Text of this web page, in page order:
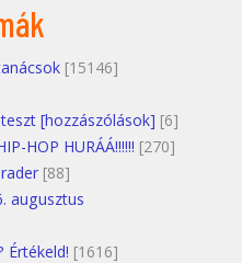
[15146]
[hozzászólások] [6]
HOP HURÁÁ!!!!!! [270]
[88]
augusztus
[1616]